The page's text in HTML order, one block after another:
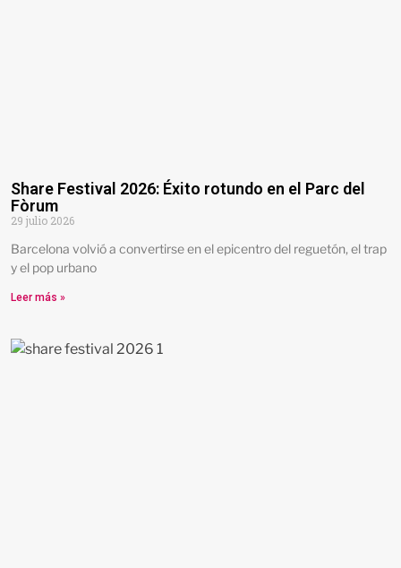
Share Festival 2026: Éxito rotundo en el Parc del
Fòrum
29 julio 2026
Barcelona volvió a convertirse en el epicentro del reguetón, el trap
y el pop urbano
Leer más »